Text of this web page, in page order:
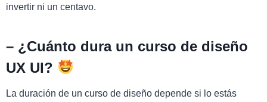
invertir ni un centavo.
– ¿Cuánto dura un curso de diseño
UX UI?
La duración de un curso de diseño depende si lo estás